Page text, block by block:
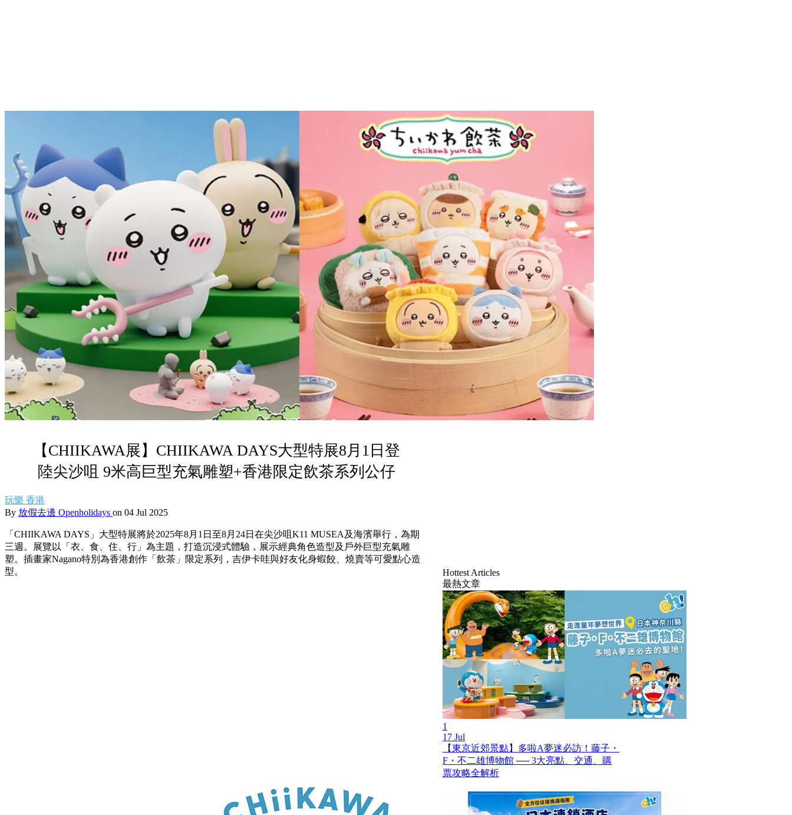
【CHIIKAWA展】CHIIKAWA DAYS大型特展8月1日登
陸尖沙咀 9米高巨型充氣雕塑+香港限定飲茶系列公仔
玩樂 香港
By 放假去邊 Openholidays on 04 Jul 2025
「CHIIKAWA DAYS」大型特展將於2025年8月1日至8月24日在尖沙咀K11 MUSEA及海濱舉行，為期
三週。展覽以「衣、食、住、行」為主題，打造沉浸式體驗，展示經典角色造型及戶外巨型充氣雕
塑。插畫家Nagano特別為香港創作「飲茶」限定系列，吉伊卡哇與好友化身蝦餃、燒賣等可愛點心造
型。
Hottest Articles
最熱文章
1
17 Jul
【東京近郊景點】多啦A夢迷必訪！藤子・
F・不二雄博物館 ── 3大亮點、交通、購
票攻略全解析